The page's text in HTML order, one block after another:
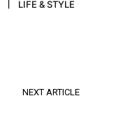
LIFE & STYLE
NEXT ARTICLE